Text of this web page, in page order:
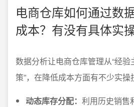
电商仓库如何通过数
成本？有没有具体实
数据分析让电商仓库管理从“经验
策”，在降低成本方面有不少实操
动态库存分配： 利用历史销售